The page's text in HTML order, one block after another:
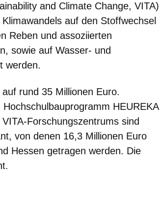
and Climate Change, VITA)
auf den Stoffwechsel
Reben und assoziierten
sowie auf Wasser- und
werden.
rund 35 Millionen Euro.
HEUREKA
Forschungszentrums sind
von denen 16,3 Millionen Euro
Hessen getragen werden. Die